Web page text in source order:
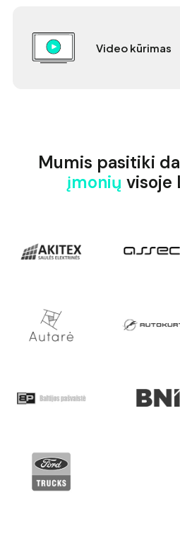
Video kūrimas
Mumis pasitiki
įmonių visoje